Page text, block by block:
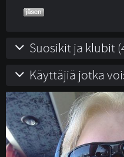
Suosikit ja klubit
Käyttäjiä jotka